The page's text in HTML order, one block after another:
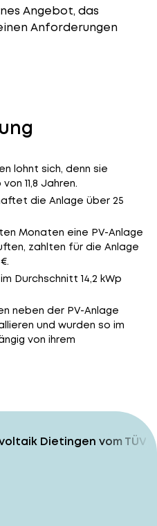
Angebot, das
Anforderungen
lohnt sich, denn sie
11,8 Jahren.
die Anlage über 25
Monaten eine PV-Anlage
zahlten für die Anlage
Durchschnitt 14,2 kWp
neben der PV-Anlage
und wurden so im
von ihrem
Dietingen vom